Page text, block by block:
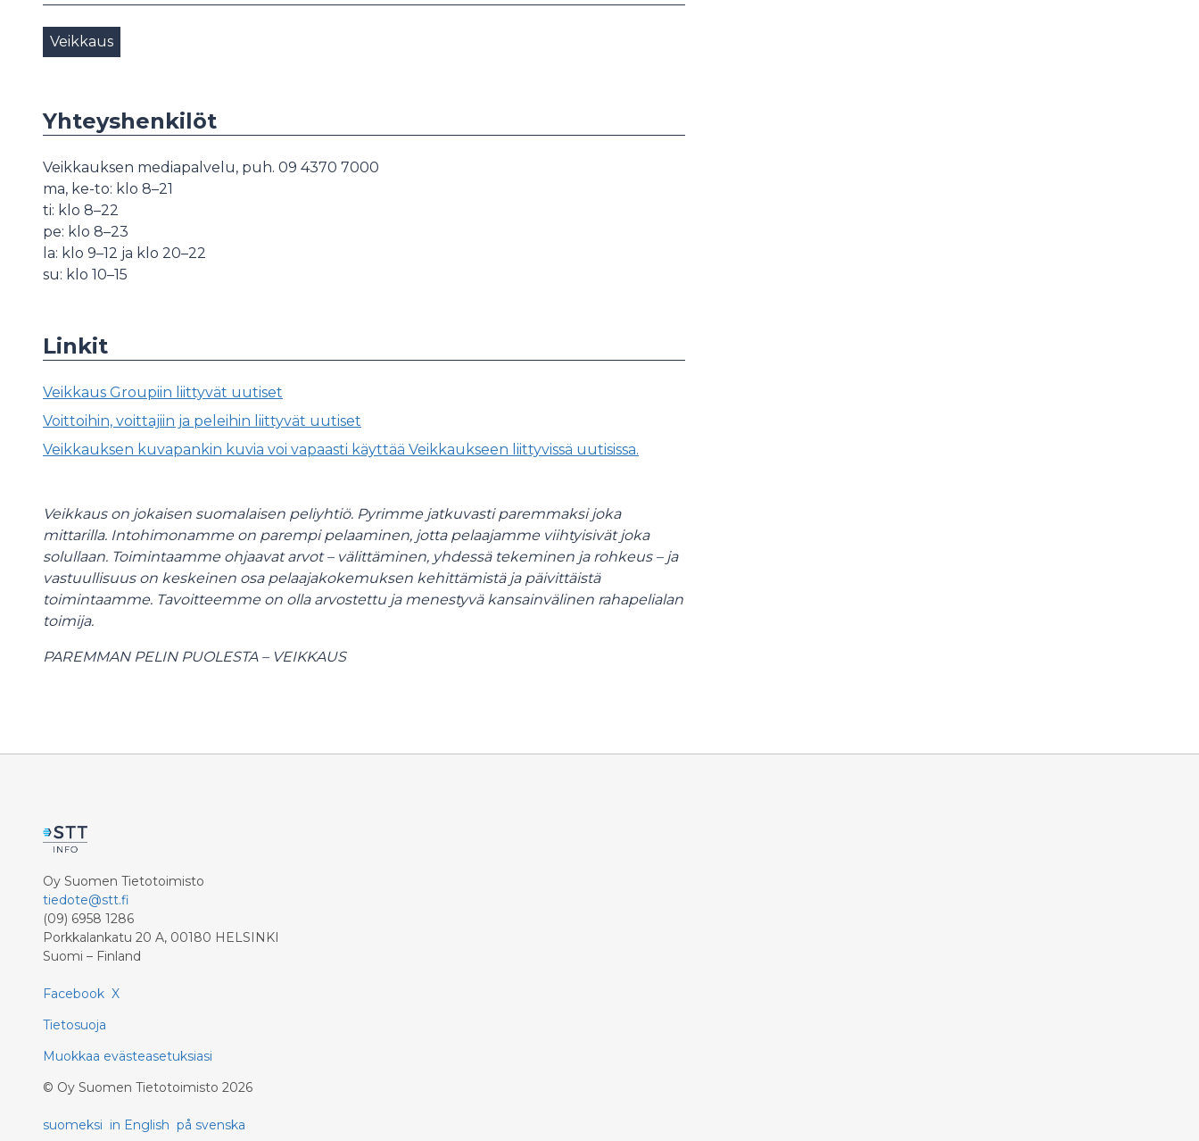
Veikkaus
Yhteyshenkilöt
Veikkauksen mediapalvelu, puh. 09 4370 7000
ma, ke-to: klo 8–21
ti: klo 8–22
pe: klo 8–23
la: klo 9–12 ja klo 20–22
su: klo 10–15
Linkit
Veikkaus Groupiin liittyvät uutiset
Voittoihin, voittajiin ja peleihin liittyvät uutiset
Veikkauksen kuvapankin kuvia voi vapaasti käyttää Veikkaukseen liittyvissä uutisissa.
Veikkaus on jokaisen suomalaisen peliyhtiö. Pyrimme jatkuvasti paremmaksi joka
mittarilla. Intohimonamme on parempi pelaaminen, jotta pelaajamme viihtyisivät joka
solullaan. Toimintaamme ohjaavat arvot – välittäminen, yhdessä tekeminen ja rohkeus – ja
vastuullisuus on keskeinen osa pelaajakokemuksen kehittämistä ja päivittäistä
toimintaamme. Tavoitteemme on olla arvostettu ja menestyvä kansainvälinen rahapelialan
toimija.
PAREMMAN PELIN PUOLESTA – VEIKKAUS
Oy Suomen Tietotoimisto
tiedote@stt.fi
(09) 6958 1286
Porkkalankatu 20 A, 00180 HELSINKI
Suomi – Finland
Facebook X
Tietosuoja
Muokkaa evästeasetuksiasi
© Oy Suomen Tietotoimisto 2026
suomeksi in English på svenska